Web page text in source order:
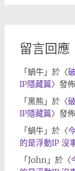
留言回應
「 蝸牛」於〈
IP隱藏篇〉發
「 黑熊 」於〈
IP隱藏篇〉發
「 蝸牛」於〈
的是浮動IP 沒
「 John」於〈